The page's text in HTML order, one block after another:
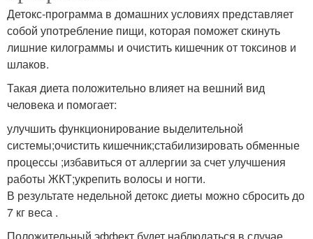
Детокс-программа в домашних условиях представляет
собой употребление пищи, которая поможет скинуть
лишние килограммы и очистить кишечник от токсинов и
шлаков.
Такая диета положительно влияет на вешний вид
человека и помогает:
улучшить функционирование выделительной
системы;очистить кишечник;стабилизировать обменные
процессы ;избавиться от аллергии за счет улучшения
работы ЖКТ;укрепить волосы и ногти.
В результате недельной детокс диеты можно сбросить до
7 кг веса .
Положительный эффект будет наблюдаться в случае